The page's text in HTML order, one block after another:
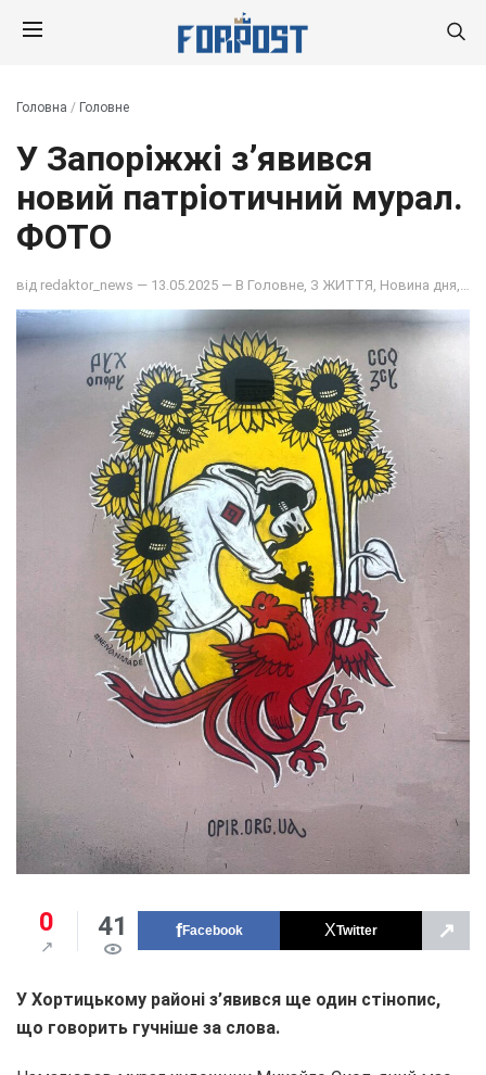
Головна / Головне
У Запоріжжі з’явився
новий патріотичний мурал.
ФОТО
від redaktor_news — 13.05.2025 — В Головне З ЖИТТЯ Новина дня
0 41 Facebook Twitter ↗
У Хортицькому районі з’явився ще один стінопис,
що говорить гучніше за слова.